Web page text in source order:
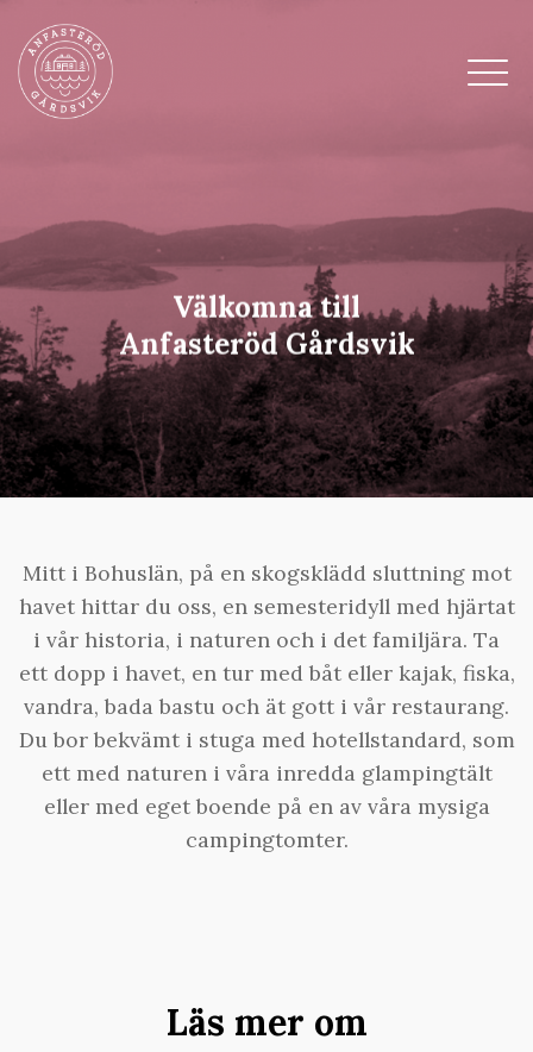
Välkomna till
Anfasteröd Gårdsvik
Mitt i Bohuslän, på en skogsklädd sluttning mot
havet hittar du oss, en semesteridyll med hjärtat
i vår historia, i naturen och i det familjära. Ta
ett dopp i havet, en tur med båt eller kajak, fiska,
vandra, bada bastu och ät gott i vår restaurang.
Du bor bekvämt i stuga med hotellstandard, som
ett med naturen i våra inredda glampingtält
eller med eget boende på en av våra mysiga
campingtomter.
Läs mer om